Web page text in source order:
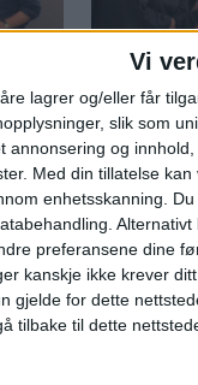
Vi
lagrer og/eller får
slik som
annonsering og
Med din tillatelse kan
enhetsskanning.
preferansene dine
kanskje ikke krever
gjelde for dette
tilbake til dette